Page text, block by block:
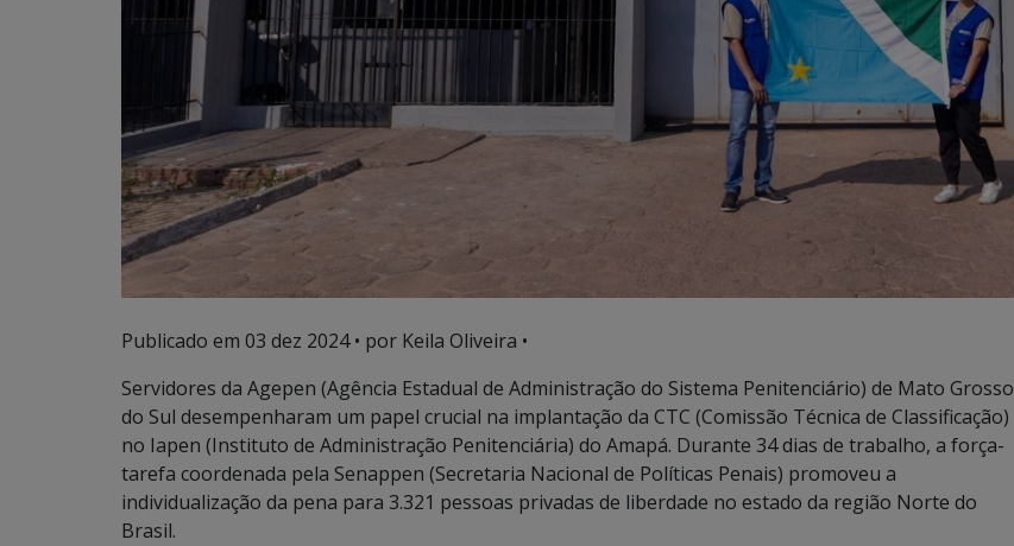
Publicado em 03 dez 2024• por Keila Oliveira •
Servidores da Agepen (Agência Estadual de Administração do Sistema Penitenciário) de Mato Grosso
do Sul desempenharam um papel crucial na implantação da CTC (Comissão Técnica de Classificação)
no Iapen (Instituto de Administração Penitenciária) do Amapá. Durante 34 dias de trabalho, a força-
tarefa coordenada pela Senappen (Secretaria Nacional de Políticas Penais) promoveu a
individualização da pena para 3.321 pessoas privadas de liberdade no estado da região Norte do
Brasil.